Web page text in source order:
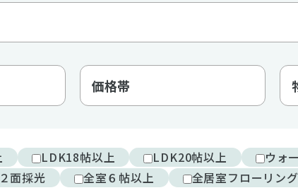
LDK18帖以上 LDK20帖以上
ウォ
面採光 全室６帖以上 全居室フローリング